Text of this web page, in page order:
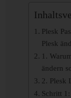
Plesk
Plesk
1.
ändern
2. Plesk
Schritt